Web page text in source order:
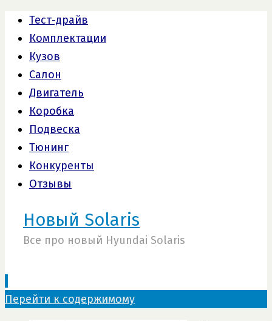
Тест-драйв
Комплектации
Кузов
Салон
Двигатель
Коробка
Подвеска
Тюнинг
Конкуренты
Отзывы
Новый Solaris
Все про новый Hyundai Solaris
Перейти к содержимому